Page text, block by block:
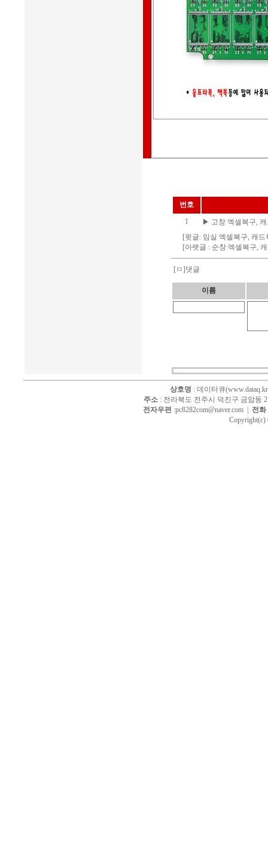
번호
1
▶ 고창 엑셀복구,
[윗글: 임실 엑셀복구, 캐
[아랫글 : 순창 엑셀복구,
[ㅁ]댓글
이름
상호명 : 데이터큐
주소 : 전라북도 전주시 덕진구 금암동
전자우편 :pc8282com@naver.com | 전화
Copyright(c)